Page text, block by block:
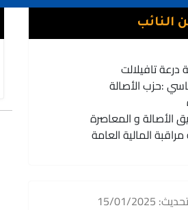
النائب
درعة تافيلالت
:حزب الأصالة
الأصالة و المعاصرة
المالية العامة
15/01/2025